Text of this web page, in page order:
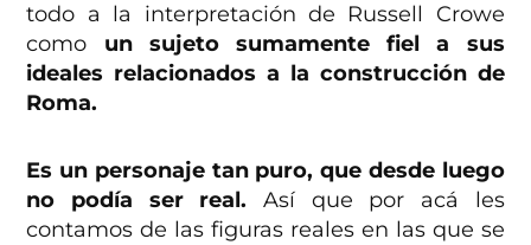
todo a la interpretación de Russell Crowe
como un sujeto sumamente fiel a sus
ideales relacionados a la construcción de
Roma.
Es un personaje tan puro, que desde luego
no podía ser real. Así que por acá les
contamos de las figuras reales en las que se